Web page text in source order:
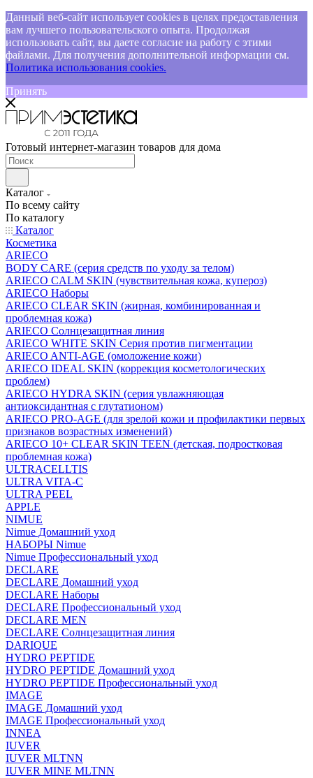
Данный веб-сайт использует cookies в целях предоставления
вам лучшего пользовательского опыта. Продолжая
использовать сайт, вы даете согласие на работу с этими
файлами. Для получения дополнительной информации см.
Политика использования cookies.
Принять
Готовый интернет-магазин товаров для дома
Каталог
По всему сайту
По каталогу
Каталог
Косметика
ARIECO
BODY CARE (серия средств по уходу за телом)
ARIECO CALM SKIN (чувствительная кожа, купероз)
ARIECO Наборы
ARIECO CLEAR SKIN (жирная, комбинированная и
проблемная кожа)
ARIECO Солнцезащитная линия
ARIECO WHITE SKIN Серия против пигментации
ARIECO ANTI-AGE (омоложение кожи)
ARIECO IDEAL SKIN (коррекция косметологических
проблем)
ARIECO HYDRA SKIN (серия увлажняющая
антиоксидантная с глутатионом)
ARIECO PRO-AGE (для зрелой кожи и профилактики первых
признаков возрастных изменений)
ARIECO 10+ CLEAR SKIN TEEN (детская, подростковая
проблемная кожа)
ULTRACELLTIS
ULTRA VITA-C
ULTRA PEEL
APPLE
NIMUE
Nimue Домашний уход
НАБОРЫ Nimue
Nimue Профессиональный уход
DECLARE
DECLARE Домашний уход
DECLARE Наборы
DECLARE Профессиональный уход
DECLARE MEN
DECLARE Солнцезащитная линия
DARIQUE
HYDRO PEPTIDE
HYDRO PEPTIDE Домашний уход
HYDRO PEPTIDE Профессиональный уход
IMAGE
IMAGE Домашний уход
IMAGE Профессиональный уход
INNEA
IUVER
IUVER MLTNN
IUVER MINE MLTNN